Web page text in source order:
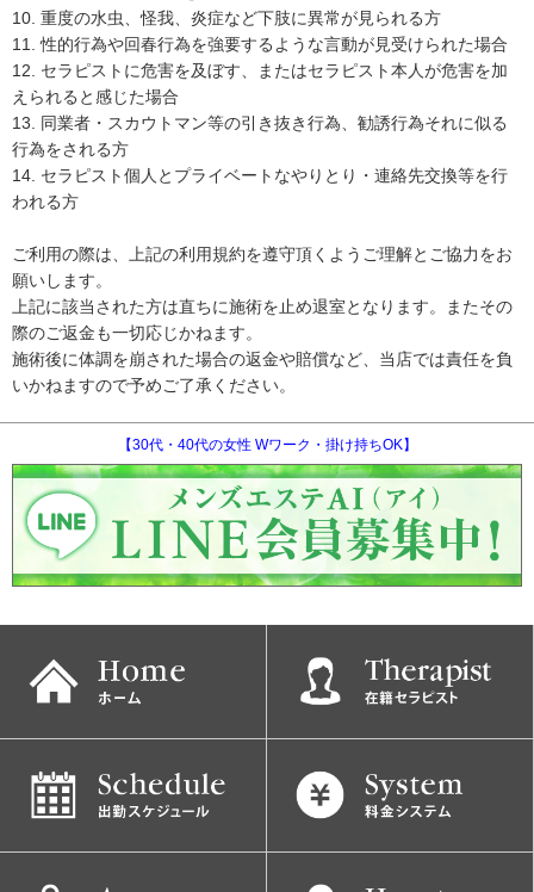
10. 重度の水虫、怪我、炎症など下肢に異常が見られる方
11. 性的行為や回春行為を強要するような言動が見受けられた場合
12. セラピストに危害を及ぼす、またはセラピスト本人が危害を加
えられると感じた場合
13. 同業者・スカウトマン等の引き抜き行為、勧誘行為それに似る
行為をされる方
14. セラピスト個人とプライベートなやりとり・連絡先交換等を行
われる方
ご利用の際は、上記の利用規約を遵守頂くようご理解とご協力をお
願いします。
上記に該当された方は直ちに施術を止め退室となります。またその
際のご返金も一切応じかねます。
施術後に体調を崩された場合の返金や賠償など、当店では責任を負
いかねますので予めご了承ください。
【30代・40代の女性 Wワーク・掛け持ちOK】